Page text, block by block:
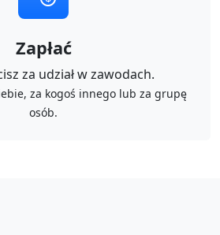
Zapłać
za udział w zawodach.
za kogoś innego lub za grupę
osób.